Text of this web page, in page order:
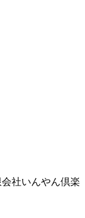
社いんやん倶楽